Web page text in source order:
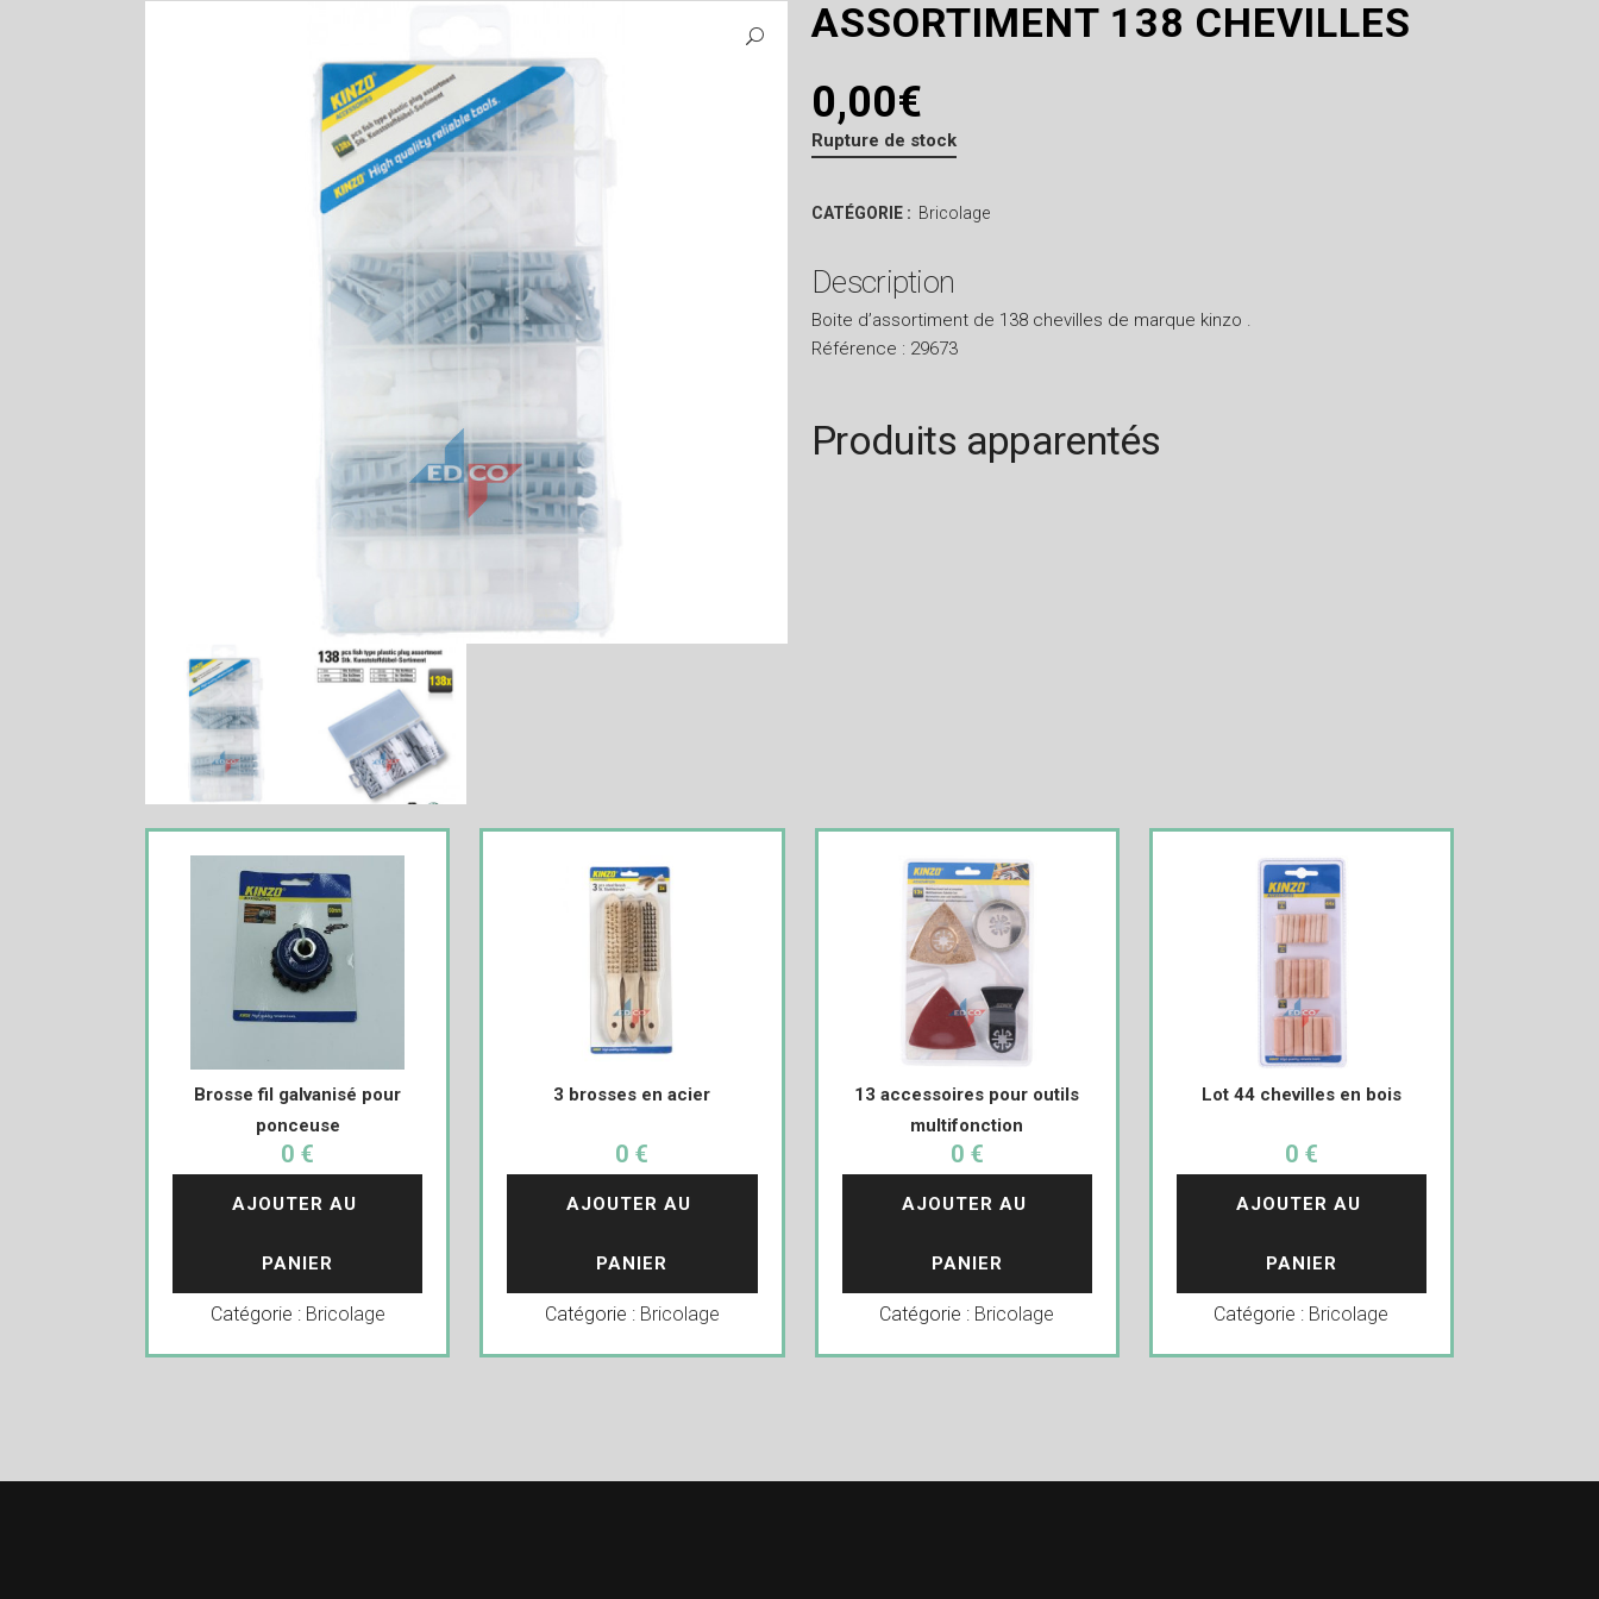
ASSORTIMENT 138 CHEVILLES
0,00€
Rupture de stock
CATÉGORIE : Bricolage
Description
Boite d’assortiment de 138 chevilles de marque kinzo .
Référence : 29673
Produits apparentés
Brosse fil galvanisé pour
ponceuse
0 €
AJOUTER AU
PANIER
Catégorie : Bricolage
3 brosses en acier
0 €
AJOUTER AU
PANIER
Catégorie : Bricolage
13 accessoires pour outils
multifonction
0 €
AJOUTER AU
PANIER
Catégorie : Bricolage
Lot 44 chevilles en bois
0 €
AJOUTER AU
PANIER
Catégorie : Bricolage